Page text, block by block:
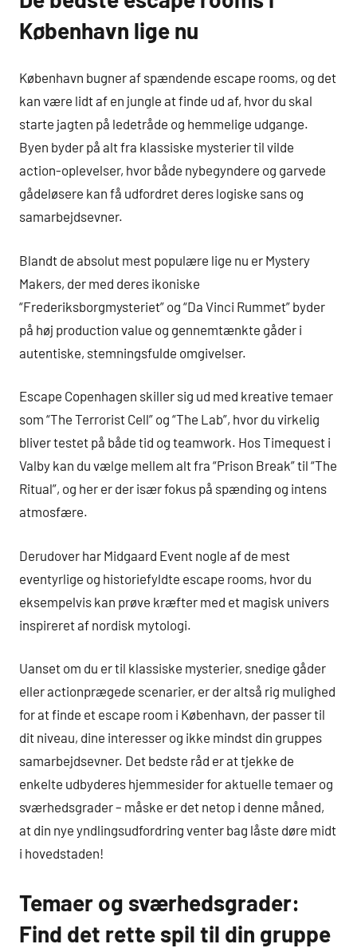
København lige nu
København bugner af spændende escape rooms, og det
kan være lidt af en jungle at finde ud af, hvor du skal
starte jagten på ledetråde og hemmelige udgange.
Byen byder på alt fra klassiske mysterier til vilde
action-oplevelser, hvor både nybegyndere og garvede
gådeløsere kan få udfordret deres logiske sans og
samarbejdsevner.
Blandt de absolut mest populære lige nu er Mystery
Makers, der med deres ikoniske
“Frederiksborgmysteriet” og “Da Vinci Rummet” byder
på høj production value og gennemtænkte gåder i
autentiske, stemningsfulde omgivelser.
Escape Copenhagen skiller sig ud med kreative temaer
som “The Terrorist Cell” og “The Lab”, hvor du virkelig
bliver testet på både tid og teamwork. Hos Timequest i
Valby kan du vælge mellem alt fra “Prison Break” til “The
Ritual”, og her er der især fokus på spænding og intens
atmosfære.
Derudover har Midgaard Event nogle af de mest
eventyrlige og historiefyldte escape rooms, hvor du
eksempelvis kan prøve kræfter med et magisk univers
inspireret af nordisk mytologi.
Uanset om du er til klassiske mysterier, snedige gåder
eller actionprægede scenarier, er der altså rig mulighed
for at finde et escape room i København, der passer til
dit niveau, dine interesser og ikke mindst din gruppes
samarbejdsevner. Det bedste råd er at tjekke de
enkelte udbyderes hjemmesider for aktuelle temaer og
sværhedsgrader – måske er det netop i denne måned,
at din nye yndlingsudfordring venter bag låste døre midt
i hovedstaden!
Temaer og sværhedsgrader:
Find det rette spil til din gruppe